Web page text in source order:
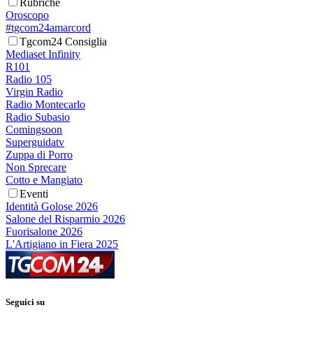
Oroscopo
#tgcom24amarcord
Tgcom24 Consiglia
Mediaset Infinity
R101
Radio 105
Virgin Radio
Radio Montecarlo
Radio Subasio
Comingsoon
Superguidatv
Zuppa di Porro
Non Sprecare
Cotto e Mangiato
Eventi
Identità Golose 2026
Salone del Risparmio 2026
Fuorisalone 2026
L'Artigiano in Fiera 2025
Seguici su